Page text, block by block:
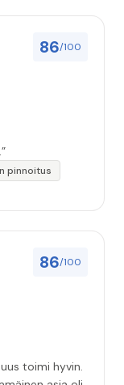
86/100
pinnoitus
86/100
toimi hyvin.